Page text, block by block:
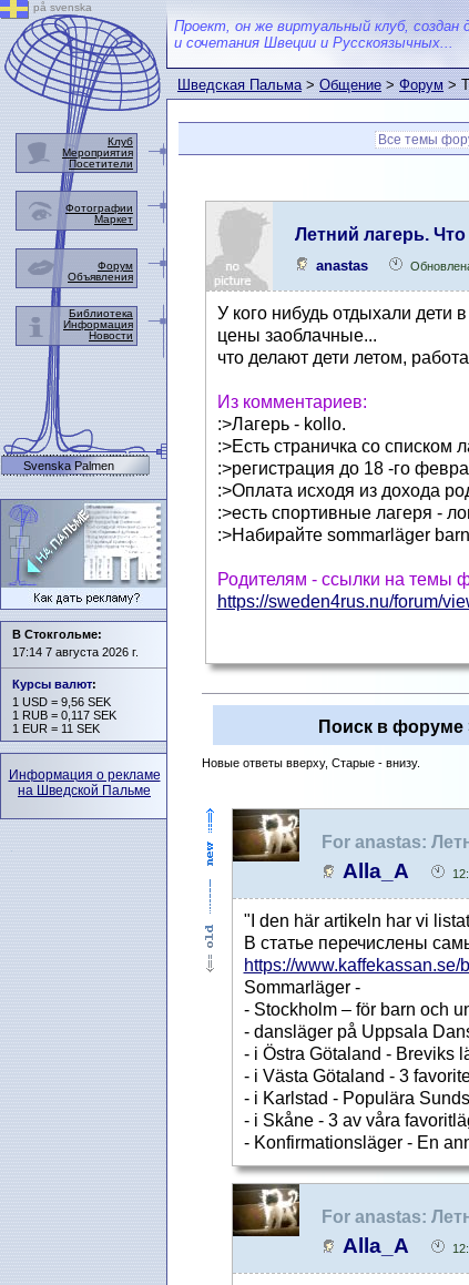
Проект, он же виртуальный клуб, создан
и сочетания Швеции и Русскоязычных...
Шведская Пальма>Общение>Форум>
Все темы
Летний лагерь.
anastas
У кого нибудь отдыхали дети
цены заоблачные...
что делают дети летом,
Из комментариев:
:>Лагерь - kollo.
:>Есть страничка со списком
:>регистрация до 18 -го
:>Оплата исходя из дохода
:>есть спортивные лагеря -
:>Набирайте sommarläger
Родителям - ссылки на темы
https://sweden4rus.nu/forum/
Поиск в форуме
Новые ответы вверху, Старые - внизу.
For anastas:
Alla_A
"I den här artikeln har vi
В статье перечислены
https://www.kaffekassan.se/
Sommarläger -
- Stockholm – för barn och
- dansläger på Uppsala
- i Östra Götaland - Breviks
- i Västa Götaland - 3
- i Karlstad - Populära
- i Skåne - 3 av våra
- Konfirmationsläger - En
For anastas:
Alla_A
på svenska
Клуб
Мероприятия
Посетители
Фотографии
Маркет
Форум
Объявления
Библиотека
Информация
Новости
Svenska Palmen
В Стокгольме:
17:14 7 августа 2026 г.
Курсы валют:
1 USD = 9,56 SEK
1 RUB = 0,117 SEK
1 EUR = 11 SEK
Информация о рекламе
на Шведской Пальме